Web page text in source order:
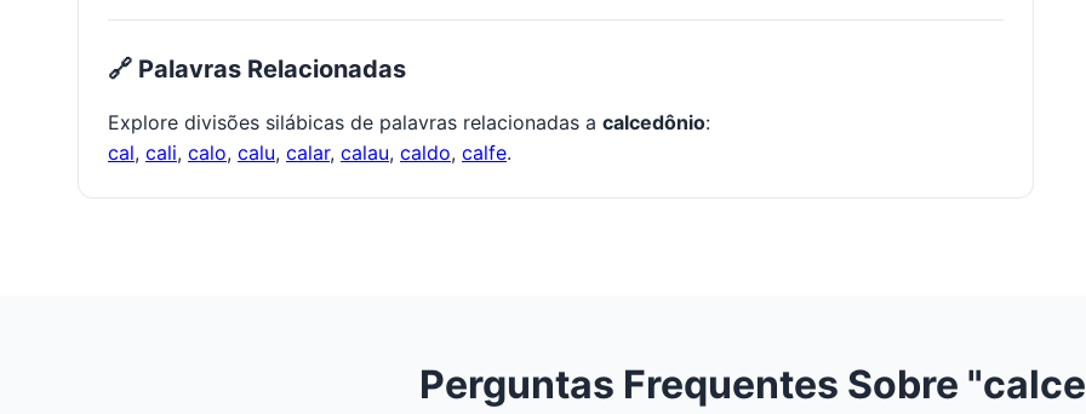
🔗 Palavras Relacionadas
Explore divisões silábicas de palavras relacionadas a calcedônio:
cal, cali, calo, calu, calar, calau, caldo, calfe.
Perguntas Frequentes Sobre